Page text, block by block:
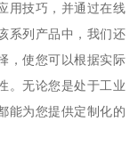
用技巧，并通过在线
系列产品中，我们还
，使您可以根据实际
。无论您是处于工业
能为您提供定制化的